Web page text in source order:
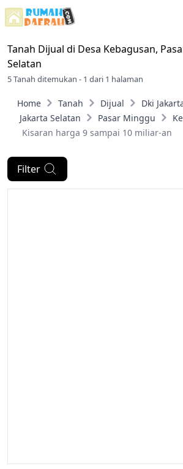
Tanah Dijual di Desa Kebagusan,
Selatan
5 Tanah ditemukan - 1 dari 1 halaman
Home Tanah Dijual
Dki
Jakarta Selatan
Pasar Minggu
Kisaran harga 9 sampai 10 miliar-an
Filter